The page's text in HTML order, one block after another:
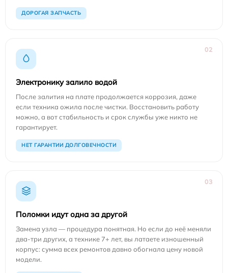
ДОРОГАЯ ЗАПЧАСТЬ
02
Электронику залило водой
После залития на плате продолжается коррозия, даже
если техника ожила после чистки. Восстановить работу
можно, а вот стабильность и срок службы уже никто не
гарантирует.
НЕТ ГАРАНТИИ ДОЛГОВЕЧНОСТИ
03
Поломки идут одна за другой
Замена узла — процедура понятная. Но если до неё меняли
два-три других, а технике 7+ лет, вы латаете изношенный
корпус: сумма всех ремонтов давно обогнала цену новой
модели.